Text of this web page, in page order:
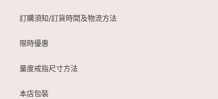
訂購須知/訂貨時間及物流方法
限時優惠
量度戒指尺寸方法
本店包裝